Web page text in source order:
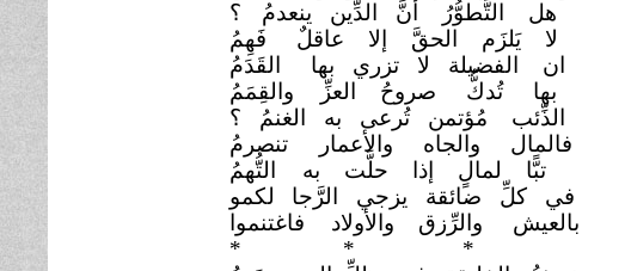
هل التَّطوُّرُ أنَّ الدِّين ينعدمُ
؟
لا يَلزَم الحقَّ إلا عاقلٌ
فَهِمُ
ان الفضيلة لا تزري بها
القَدَمُ
بها تُدكُّ صروحُ العزِّ
والقِمَمُ
الذِّئب مُؤتمن تُرعى به الغنمُ ؟
فالمال والجاه والأعمار
تنصرمُ
تبًّا لمالٍ إذا حلَّت به
التُّهمُ
في كلِّ ضائقة يزجي الرَّجا
لكمو
بالعيش والرِّزق والأولاد
فاغتنموا
* * *